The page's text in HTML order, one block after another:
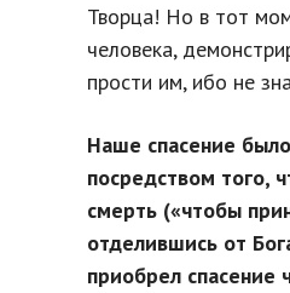
Творца! Но в тот
человека,
прости им, ибо не
Наше спасение
посредством того,
смерть («чтобы
отделившись от
приобрел спасение